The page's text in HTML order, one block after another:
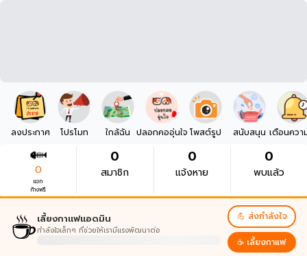
ลงประกาศ โปรโมท ใกล้ฉัน ปลอกคออุ่นใจ โพสต์รูป สนับสนุน เตือนควา
0
แจก
ก้างฟรี
0
สมาชิก
0
แจ้งหาย
0
พบแล้ว
☕เลี้ยงกาแฟแอดมิน
กำลังใจเล็กๆ ที่ช่วยให้เรามีแรงพัฒนาต่อ
💪 ส่งกำลังใจ
☕ เลี้ยงกาแฟ